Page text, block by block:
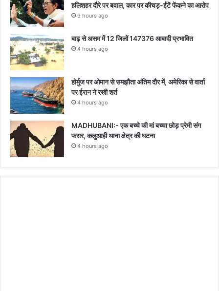
हलिशहर दौरे पर बवाल, कार पर कीचड़-ईंटें फेंकने का आरोप
3 hours ago
बाढ़ से असम में 12 जिलों 147376 आबादी प्रभावित
4 hours ago
होर्मुज पर ओमान से समझौता अंतिम दौर में, अमेरिका से वार्ता
पर ईरान ने रखी शर्त
4 hours ago
MADHUBANI:- एक बच्चे की मां बच्चा छोड़ प्रेमी संग
फरार, कलुआही थाना क्षेत्र की घटना
4 hours ago